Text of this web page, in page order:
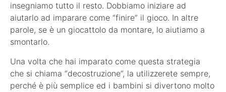
insegniamo tutto il resto. Dobbiamo iniziare ad
aiutarlo ad imparare come “finire” il gioco. In altre
parole, se è un giocattolo da montare, lo aiutiamo a
smontarlo.
Una volta che hai imparato come questa strategia
che si chiama “decostruzione”, la utilizzerete sempre,
perché è più semplice ed i bambini si divertono molto